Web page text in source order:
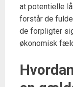
at potentielle
forstår de
de forpligter
økonomisk